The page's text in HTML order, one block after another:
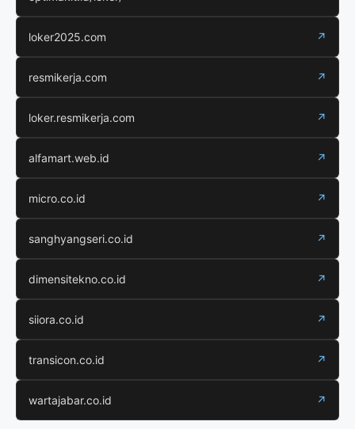
loker2025.com ↗
resmikerja.com ↗
loker.resmikerja.com ↗
alfamart.web.id ↗
micro.co.id ↗
sanghyangseri.co.id ↗
dimensitekno.co.id ↗
siiora.co.id ↗
transicon.co.id ↗
wartajabar.co.id ↗